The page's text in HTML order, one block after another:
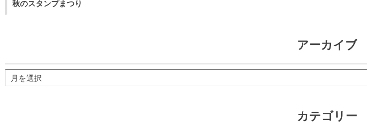
秋のスタンプまつり
アーカイブ
ー
カテゴリー